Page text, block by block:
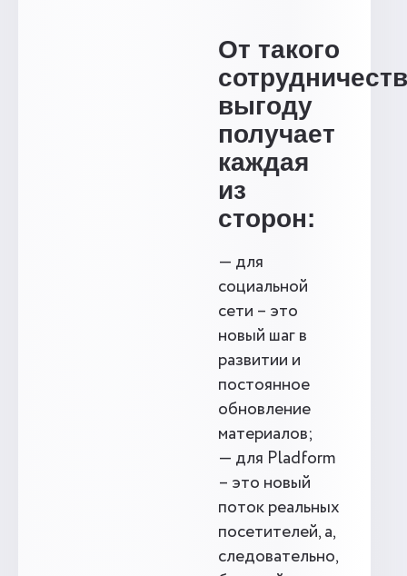
От такого
выгоду
получает
каждая
из
сторон:
— для
социальной
сети – это
новый шаг в
развитии и
постоянное
обновление
материалов;
— для Pladform
– это новый
поток реальных
посетителей, а,
следовательно,